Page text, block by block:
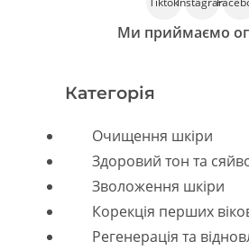
Ми приймаємо
Категорія
Menu
Очищення шкіри
Здоровий тон та
Зволоження шкіри
Корекція перших
Регенерація та